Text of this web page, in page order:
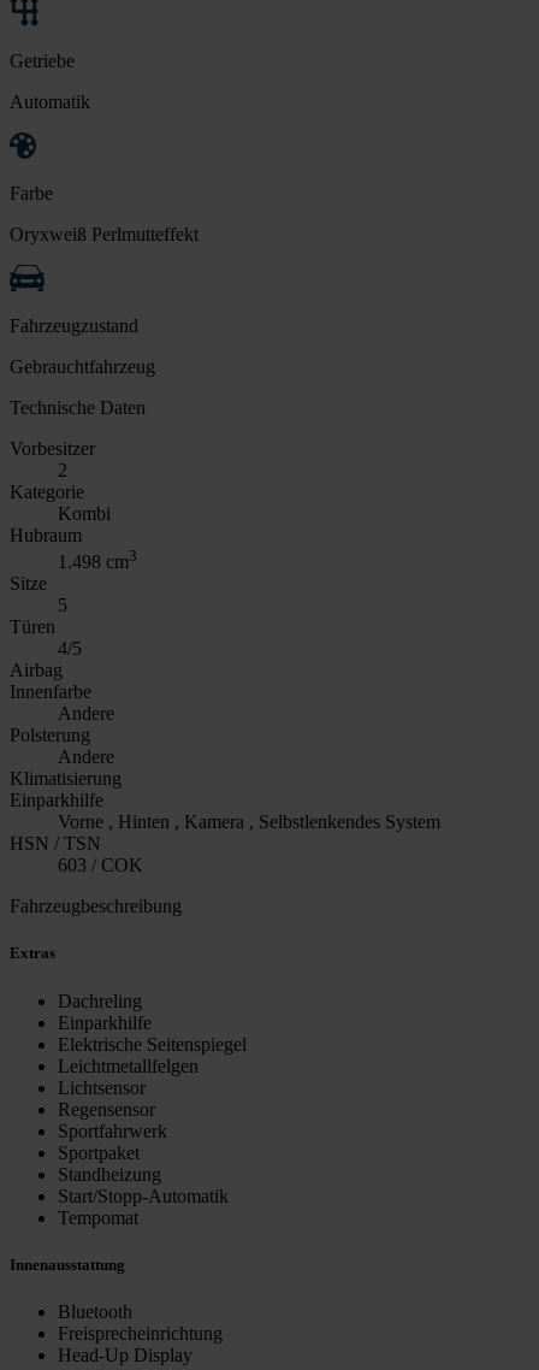
Getriebe
Automatik
Farbe
Oryxweiß Perlmutteffekt
Fahrzeugzustand
Gebrauchtfahrzeug
Technische Daten
Vorbesitzer
2
Kategorie
Kombi
Hubraum
1.498 cm3
Sitze
5
Türen
4/5
Airbag
Innenfarbe
Andere
Polsterung
Andere
Klimatisierung
Einparkhilfe
Vorne , Hinten , Kamera , Selbstlenkendes System
HSN / TSN
603 / COK
Fahrzeugbeschreibung
Extras
Dachreling
Einparkhilfe
Elektrische Seitenspiegel
Leichtmetallfelgen
Lichtsensor
Regensensor
Sportfahrwerk
Sportpaket
Standheizung
Start/Stopp-Automatik
Tempomat
Innenausstattung
Bluetooth
Freisprecheinrichtung
Head-Up Display